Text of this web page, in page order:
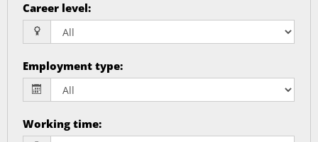
Career level:
Employment type:
Working time: